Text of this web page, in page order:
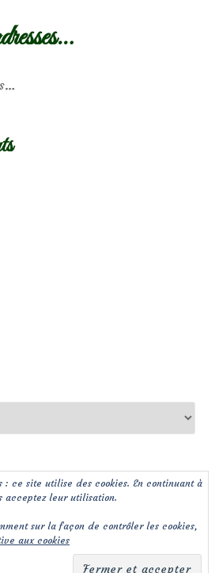
ce site utilise des cookies. En continuant à
acceptez leur utilisation.
sur la façon de contrôler les cookies,
aux cookies